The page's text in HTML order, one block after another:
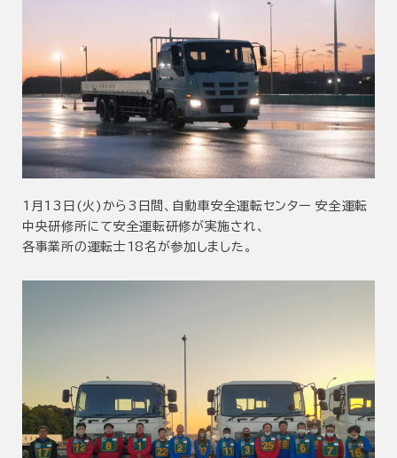
1月13日(火)から3日間、自動車安全運転センター 安全運転
中央研修所にて安全運転研修が実施され、
各事業所の運転士18名が参加しました。